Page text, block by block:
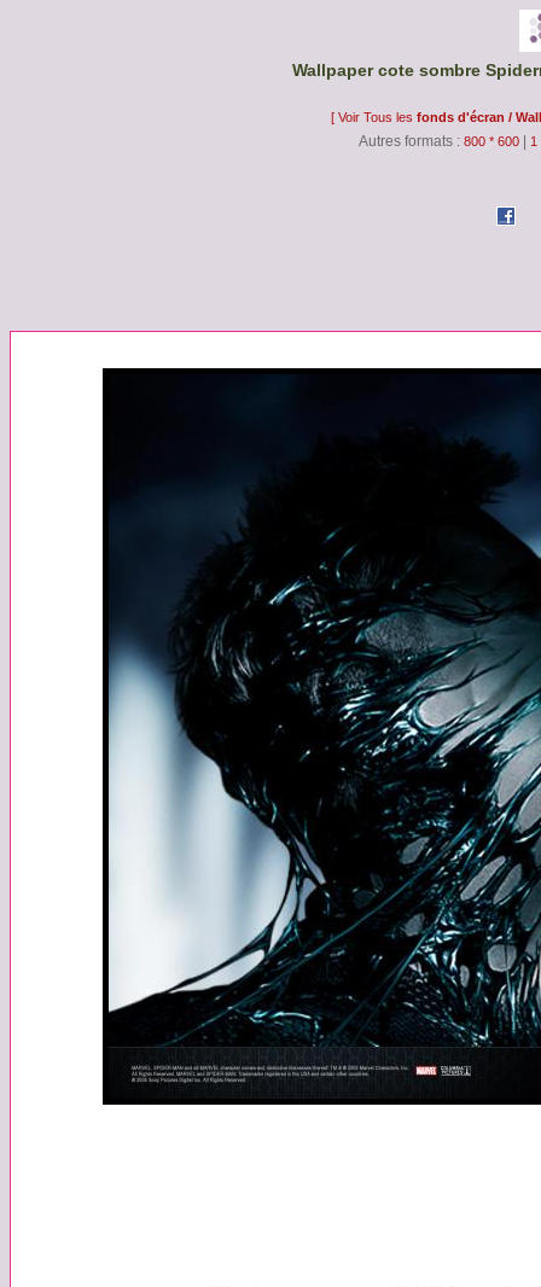
Wallpaper cote sombre
[ Voir Tous les fonds d'écran /
Autres formats : 800 * 600 1